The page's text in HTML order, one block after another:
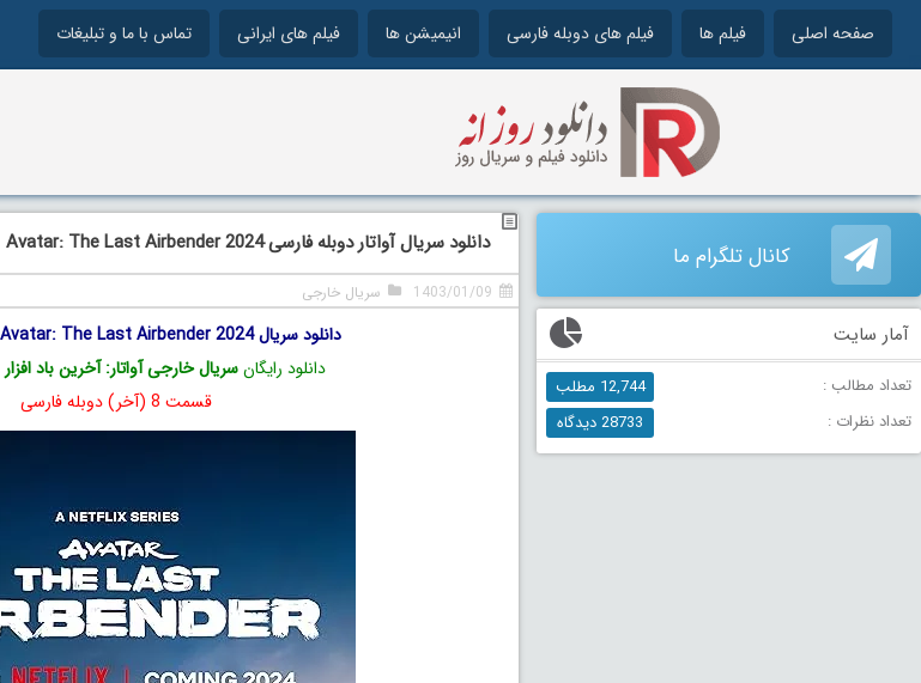
صفحه اصلی فیلم ها فیلم های دوبله فارسی انیمیشن ها فیلم های ایرانی تماس با ما و تبلیغات
دانلود سریال آواتار دوبله فارسی Avatar: The Last Airbender 2024
1403/01/09 سریال خارجی
دانلود سریال Avatar: The Last Airbender 2024 با لینک مستقیم
دانلود رایگانسریال خارجی آواتار: آخرین باد افزار
قسمت 8 (آخر) دوبله فارسی
کانال تلگرام ما
آمار سایت
تعداد مطالب :
12,744 مطلب
تعداد نظرات :
28733 دیدگاه